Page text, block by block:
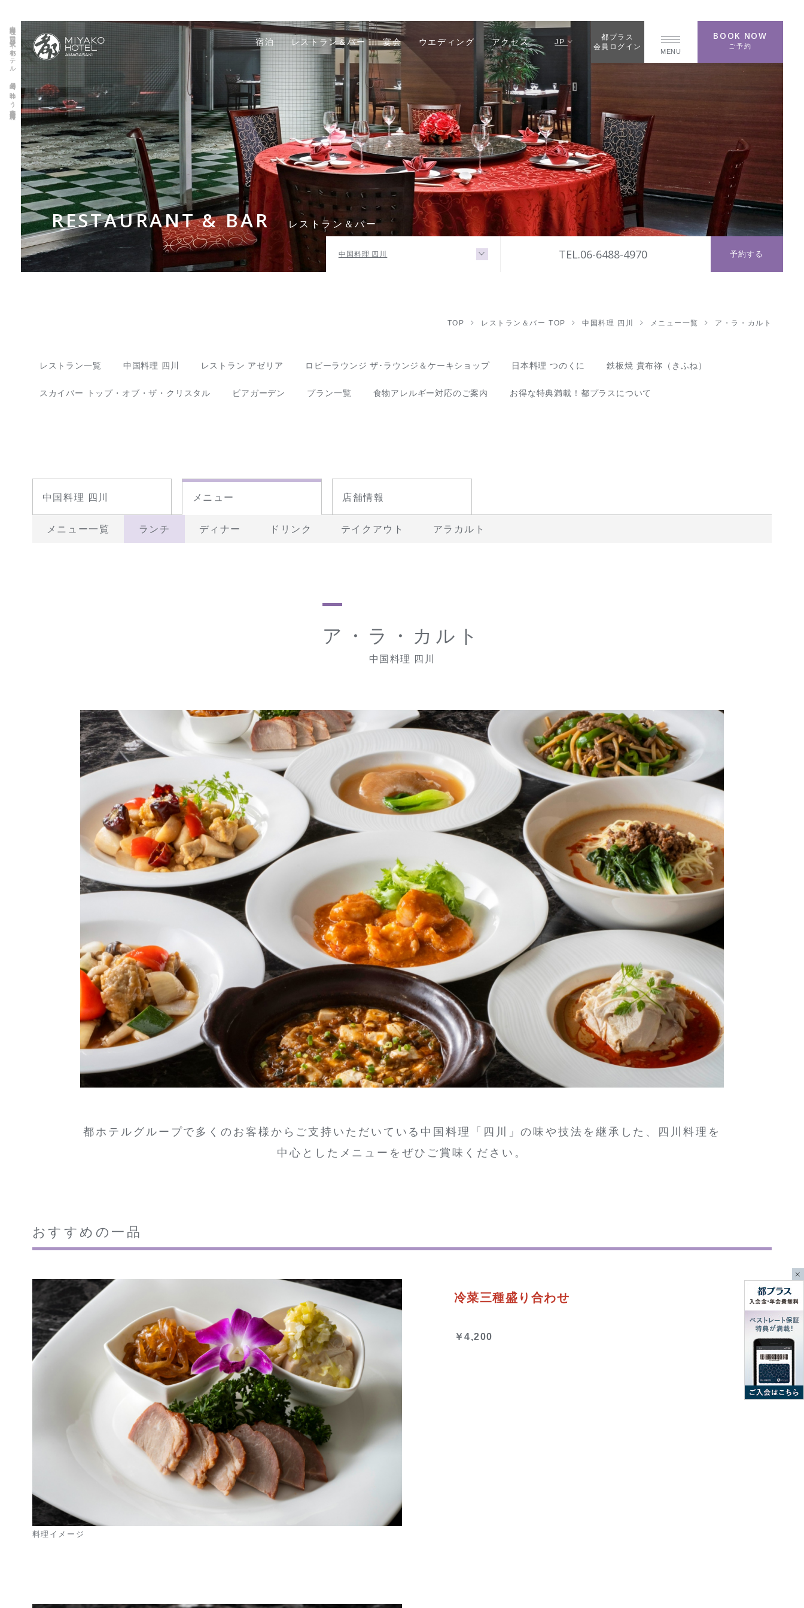
中国料理 四川【公式】｜都ホテル 尼崎で味わう本格四川料理 宿泊 レストラン＆バー 宴会 ウエディング アクセス JP
都プラス
会員ログイン
MENU
BOOK NOW
ご予約
RESTAURANT & BAR レストラン＆バー
中国料理 四川 TEL.06-6488-4970 予約する
TOP レストラン＆バー TOP 中国料理 四川 メニュー一覧 ア・ラ・カルト
レストラン一覧 中国料理 四川 レストラン アゼリア ロビーラウンジ ザ･ラウンジ＆ケーキショップ 日本料理 つのくに 鉄板焼 貴布祢（きふね）
スカイバー トップ・オブ・ザ・クリスタル ビアガーデン プラン一覧 食物アレルギー対応のご案内 お得な特典満載！都プラスについて
中国料理 四川 メニュー 店舗情報
メニュー一覧 ランチ ディナー ドリンク テイクアウト アラカルト
ア・ラ・カルト
中国料理 四川
都ホテルグループで多くのお客様からご支持いただいている中国料理「四川」の味や技法を継承した、四川料理を
中心としたメニューをぜひご賞味ください。
おすすめの一品
料理イメージ
冷菜三種盛り合わせ
￥4,200